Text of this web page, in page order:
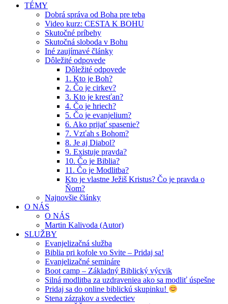
TÉMY
Dobrá správa od Boha pre teba
Video kurz: CESTA K BOHU
Skutočné príbehy
Skutočná sloboda v Bohu
Iné zaujímavé články
Dôležité odpovede
Dôležité odpovede
1. Kto je Boh?
2. Čo je cirkev?
3. Kto je kresťan?
4. Čo je hriech?
5. Čo je evanjelium?
6. Ako prijať spasenie?
7. Vzťah s Bohom?
8. Je aj Diabol?
9. Existuje pravda?
10. Čo je Biblia?
11. Čo je Modlitba?
Kto je vlastne Ježiš Kristus? Čo je pravda o
Ňom?
Najnovšie články
O NÁS
O NÁS
Martin Kalivoda (Autor)
SLUŽBY
Evanjelizačná služba
Biblia pri kofole vo Svite – Pridaj sa!
Evanjelizačné semináre
Boot camp – Základný Biblický výcvik
Silná modlitba za uzdraveniea ako sa modliť úspešne
Pridaj sa do online biblickú skupinku!
Stena zázrakov a svedectiev